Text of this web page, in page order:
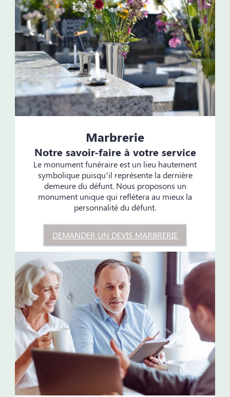
Marbrerie
Notre savoir-faire à votre service
Le monument funéraire est un lieu hautement
symbolique puisqu’il représente la dernière
demeure du défunt. Nous proposons un
monument unique qui reflètera au mieux la
personnalité du défunt.
DEMANDER UN DEVIS MARBRERIE